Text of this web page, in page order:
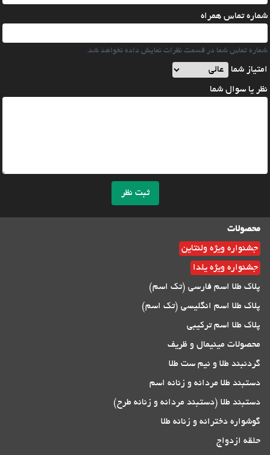
شماره تماس همراه
شماره تماس شما در قسمت نظرات نمایش داده نخواهد شد.
امتیاز شما
نظر یا سوال شما
ثبت نظر
محصولات
جشنواره ویژه ولنتاین
جشنواره ویژه یلدا
پلاک طلا اسم فارسی (تک اسم)
پلاک طلا اسم انگلیسی (تک اسم)
پلاک طلا اسم ترکیبی
محصولات مینیمال و ظریف
گردنبند طلا و نیم ست طلا
دستبند طلا مردانه و زنانه اسم
دستبند طلا (دستبند مردانه و زنانه طرح)
گوشواره دخترانه و زنانه طلا
حلقه ازدواج